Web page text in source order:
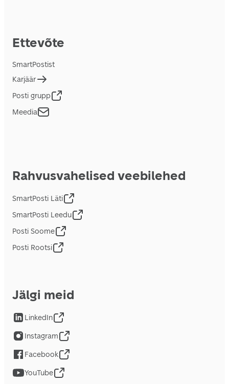
Ettevõte
SmartPostist
Karjäär
Posti grupp
Meedia
Rahvusvahelised veebilehed
SmartPosti Läti
SmartPosti Leedu
Posti Soome
Posti Rootsi
Jälgi meid
LinkedIn
Instagram
Facebook
YouTube